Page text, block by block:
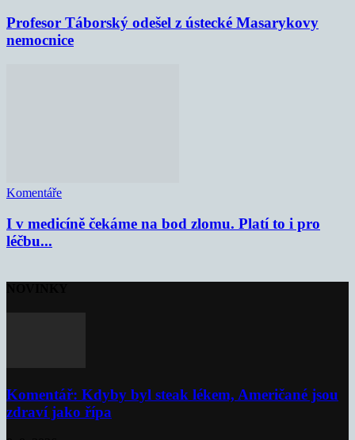
Profesor Táborský odešel z ústecké Masarykovy
nemocnice
Komentáře
I v medicíně čekáme na bod zlomu. Platí to i pro
léčbu...
Komentář: Kdyby byl steak lékem, Američané jsou
zdraví jako řípa